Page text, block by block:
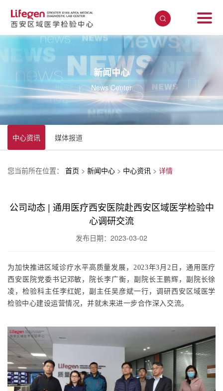
新闻中心
News Center
中心资讯 媒体报道
您当前所在位置： 首页 > 新闻中心 > 中心资讯 > 详情
公司动态 | 通用医疗西安医院赴西安区域医学检验中
心调研交流
发布日期：2023-03-02
为加快推进区域诊疗水平高质量发展，2023年3月2日，通用医疗
西安医院党委书记邓敏，院长李广衡，副院长王鹏辉，副院长徐
凌，检验科主任李红妮，副主任吴彦斌一行，调研西安区域医学
检验中心建设运营情况，并就未来进一步合作深入交流。